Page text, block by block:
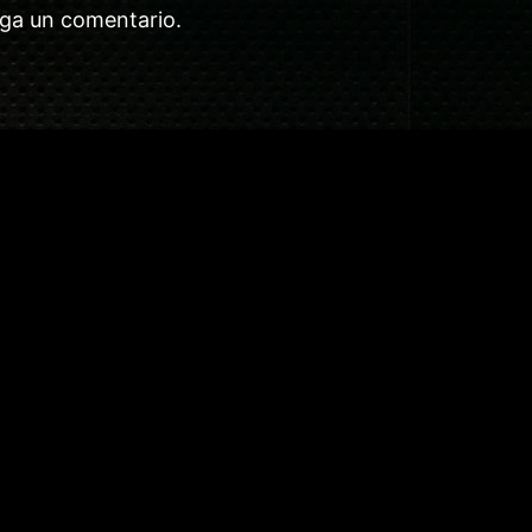
un comentario.